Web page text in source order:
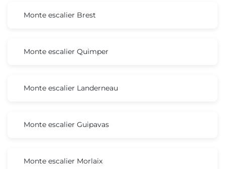
Monte escalier Brest
Monte escalier Quimper
Monte escalier Landerneau
Monte escalier Guipavas
Monte escalier Morlaix